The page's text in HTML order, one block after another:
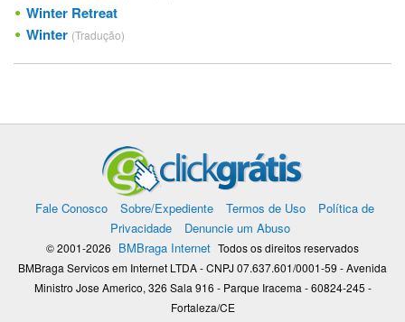
Winter Retreat
Winter (Tradução)
Fale Conosco Sobre/Expediente Termos de Uso
Política de
Privacidade
Denuncie um Abuso
© 2001-2026 BMBraga Internet Todos os direitos reservados
BMBraga Servicos em Internet LTDA - CNPJ 07.637.601/0001-59 - Avenida
Ministro Jose Americo, 326 Sala 916 - Parque Iracema - 60824-245 -
Fortaleza/CE